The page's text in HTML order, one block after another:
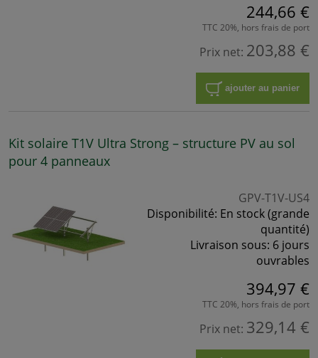
244,66 €
TTC 20%, hors frais de port
Prix net: 203,88 €
ajouter au panier
Kit solaire T1V Ultra Strong – structure PV au sol
pour 4 panneaux
GPV-T1V-US4
Disponibilité: En stock (grande
quantité)
Livraison sous: 6 jours
ouvrables
394,97 €
TTC 20%, hors frais de port
Prix net: 329,14 €